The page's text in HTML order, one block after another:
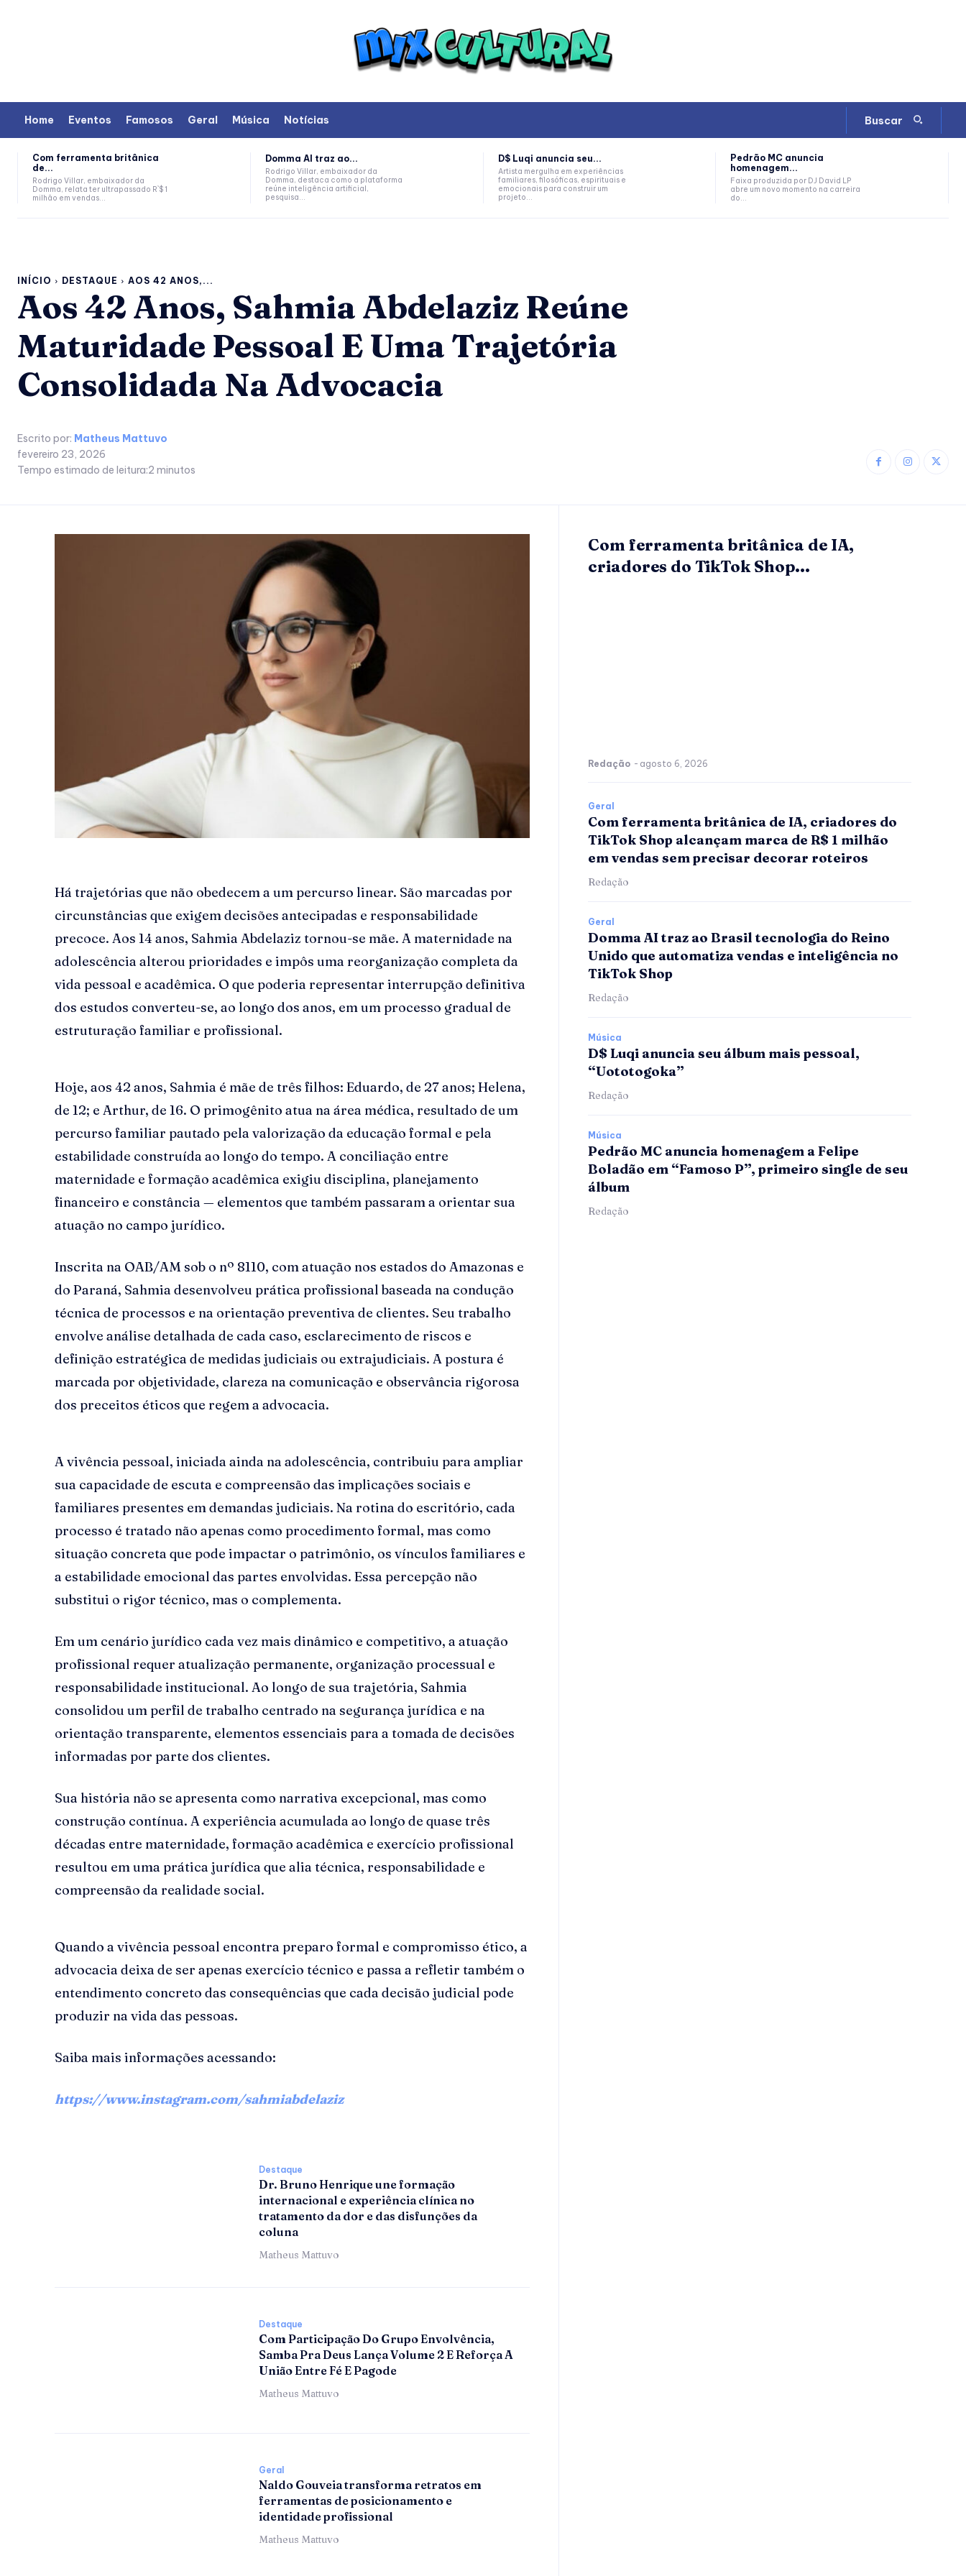
Home Eventos Famosos Geral Música Notícias Buscar
Com ferramenta britânica
de...
Rodrigo Villar, embaixador da
Domma, relata ter ultrapassado R`$ 1
milhão em vendas...
Domma AI traz ao...
Rodrigo Villar, embaixador da
Domma, destaca como a plataforma
reúne inteligência artificial,
pesquisa...
D$ Luqi anuncia seu...
Artista mergulha em experiências
familiares, filosóficas, espirituais e
emocionais para construir um
projeto...
Pedrão MC anuncia
homenagem...
Faixa produzida por DJ David LP
abre um novo momento na carreira
do...
INÍCIO DESTAQUE AOS 42 ANOS,...
Aos 42 Anos, Sahmia Abdelaziz Reúne
Maturidade Pessoal E Uma Trajetória
Consolidada Na Advocacia
Escrito por: Matheus Mattuvo
fevereiro 23, 2026
Tempo estimado de leitura:2 minutos
Há trajetórias que não obedecem a um percurso linear. São marcadas por
circunstâncias que exigem decisões antecipadas e responsabilidade
precoce. Aos 14 anos, Sahmia Abdelaziz tornou-se mãe. A maternidade na
adolescência alterou prioridades e impôs uma reorganização completa da
vida pessoal e acadêmica. O que poderia representar interrupção definitiva
dos estudos converteu-se, ao longo dos anos, em um processo gradual de
estruturação familiar e profissional.
Hoje, aos 42 anos, Sahmia é mãe de três filhos: Eduardo, de 27 anos; Helena,
de 12; e Arthur, de 16. O primogênito atua na área médica, resultado de um
percurso familiar pautado pela valorização da educação formal e pela
estabilidade construída ao longo do tempo. A conciliação entre
maternidade e formação acadêmica exigiu disciplina, planejamento
financeiro e constância — elementos que também passaram a orientar sua
atuação no campo jurídico.
Inscrita na OAB/AM sob o nº 8110, com atuação nos estados do Amazonas e
do Paraná, Sahmia desenvolveu prática profissional baseada na condução
técnica de processos e na orientação preventiva de clientes. Seu trabalho
envolve análise detalhada de cada caso, esclarecimento de riscos e
definição estratégica de medidas judiciais ou extrajudiciais. A postura é
marcada por objetividade, clareza na comunicação e observância rigorosa
dos preceitos éticos que regem a advocacia.
A vivência pessoal, iniciada ainda na adolescência, contribuiu para ampliar
sua capacidade de escuta e compreensão das implicações sociais e
familiares presentes em demandas judiciais. Na rotina do escritório, cada
processo é tratado não apenas como procedimento formal, mas como
situação concreta que pode impactar o patrimônio, os vínculos familiares e
a estabilidade emocional das partes envolvidas. Essa percepção não
substitui o rigor técnico, mas o complementa.
Em um cenário jurídico cada vez mais dinâmico e competitivo, a atuação
profissional requer atualização permanente, organização processual e
responsabilidade institucional. Ao longo de sua trajetória, Sahmia
consolidou um perfil de trabalho centrado na segurança jurídica e na
orientação transparente, elementos essenciais para a tomada de decisões
informadas por parte dos clientes.
Sua história não se apresenta como narrativa excepcional, mas como
construção contínua. A experiência acumulada ao longo de quase três
décadas entre maternidade, formação acadêmica e exercício profissional
resultou em uma prática jurídica que alia técnica, responsabilidade e
compreensão da realidade social.
Quando a vivência pessoal encontra preparo formal e compromisso ético, a
advocacia deixa de ser apenas exercício técnico e passa a refletir também o
entendimento concreto das consequências que cada decisão judicial pode
produzir na vida das pessoas.
Saiba mais informações acessando:
https://www.instagram.com/sahmiabdelaziz
Destaque
Dr. Bruno Henrique une formação
internacional e experiência clínica no
tratamento da dor e das disfunções da
coluna
Matheus Mattuvo
Destaque
Com Participação Do Grupo Envolvência,
Samba Pra Deus Lança Volume 2 E Reforça A
União Entre Fé E Pagode
Matheus Mattuvo
Geral
Naldo Gouveia transforma retratos em
ferramentas de posicionamento e
identidade profissional
Matheus Mattuvo
Com ferramenta britânica de IA,
criadores do TikTok Shop...
Redação - agosto 6, 2026
Geral
Com ferramenta britânica de IA, criadores do
TikTok Shop alcançam marca de R$ 1 milhão
em vendas sem precisar decorar roteiros
Redação
Geral
Domma AI traz ao Brasil tecnologia do Reino
Unido que automatiza vendas e inteligência no
TikTok Shop
Redação
Música
D$ Luqi anuncia seu álbum mais pessoal,
“Uototogoka”
Redação
Música
Pedrão MC anuncia homenagem a Felipe
Boladão em “Famoso P”, primeiro single de seu
álbum
Redação